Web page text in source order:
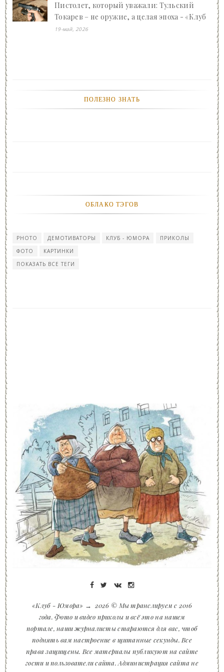
Пистолет, который уважали: Тульский
Токарев – не оружие, а целая эпоха - «Клуб
- Юмора»
19-май, 2026
ПОЛЕЗНО ЗНАТЬ
ОБЛАКО ТЭГОВ
PHOTO ДЕМОТИВАТОРЫ КЛУБ - ЮМОРА
ПРИКОЛЫ
ФОТО
КАРТИНКИ
ПОКАЗАТЬ ВСЕ ТЕГИ
«Клуб - Юмора» → 2026 © Мы транслируем с 2016
года. Фото и видео приколы и всё это на нашем
портале, наши журналисты стараются для вас, чтоб
поднять вам настроение в щитанные секунды. Все
права защищены. Все материалы публикуют на сайте
гости и пользователи сайта. Администрация сайта не